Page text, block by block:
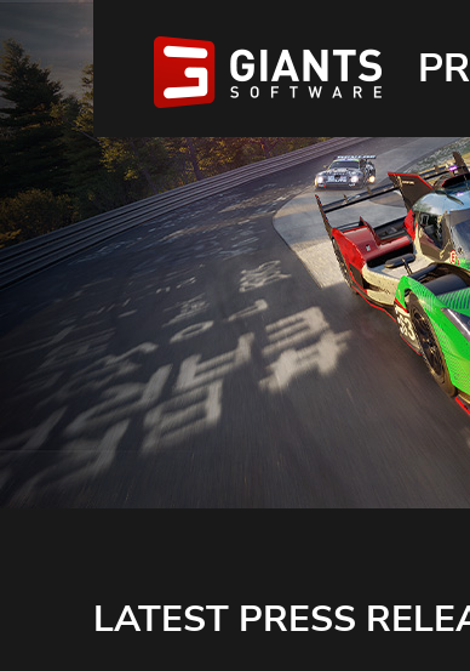
LATEST PRESS